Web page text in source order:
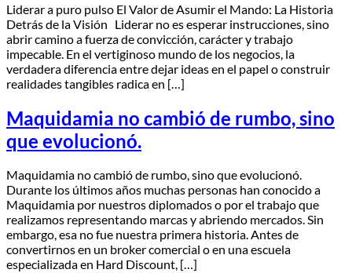
Liderar a puro pulso El Valor de Asumir el Mando: La Historia
Detrás de la Visión Liderar no es esperar instrucciones, sino
abrir camino a fuerza de convicción, carácter y trabajo
impecable. En el vertiginoso mundo de los negocios, la
verdadera diferencia entre dejar ideas en el papel o construir
realidades tangibles radica en […]
Maquidamia no cambió de rumbo, sino
que evolucionó.
Maquidamia no cambió de rumbo, sino que evolucionó.
Durante los últimos años muchas personas han conocido a
Maquidamia por nuestros diplomados o por el trabajo que
realizamos representando marcas y abriendo mercados. Sin
embargo, esa no fue nuestra primera historia. Antes de
convertirnos en un broker comercial o en una escuela
especializada en Hard Discount, […]